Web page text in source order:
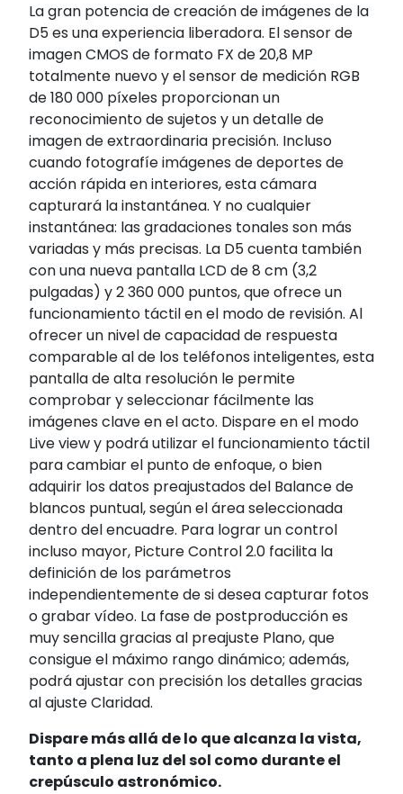
La gran potencia de creación de imágenes de la
D5 es una experiencia liberadora. El sensor de
imagen CMOS de formato FX de 20,8 MP
totalmente nuevo y el sensor de medición RGB
de 180 000 píxeles proporcionan un
reconocimiento de sujetos y un detalle de
imagen de extraordinaria precisión. Incluso
cuando fotografíe imágenes de deportes de
acción rápida en interiores, esta cámara
capturará la instantánea. Y no cualquier
instantánea: las gradaciones tonales son más
variadas y más precisas. La D5 cuenta también
con una nueva pantalla LCD de 8 cm (3,2
pulgadas) y 2 360 000 puntos, que ofrece un
funcionamiento táctil en el modo de revisión. Al
ofrecer un nivel de capacidad de respuesta
comparable al de los teléfonos inteligentes, esta
pantalla de alta resolución le permite
comprobar y seleccionar fácilmente las
imágenes clave en el acto. Dispare en el modo
Live view y podrá utilizar el funcionamiento táctil
para cambiar el punto de enfoque, o bien
adquirir los datos preajustados del Balance de
blancos puntual, según el área seleccionada
dentro del encuadre. Para lograr un control
incluso mayor, Picture Control 2.0 facilita la
definición de los parámetros
independientemente de si desea capturar fotos
o grabar vídeo. La fase de postproducción es
muy sencilla gracias al preajuste Plano, que
consigue el máximo rango dinámico; además,
podrá ajustar con precisión los detalles gracias
al ajuste Claridad.
Dispare más allá de lo que alcanza la vista,
tanto a plena luz del sol como durante el
crepúsculo astronómico.